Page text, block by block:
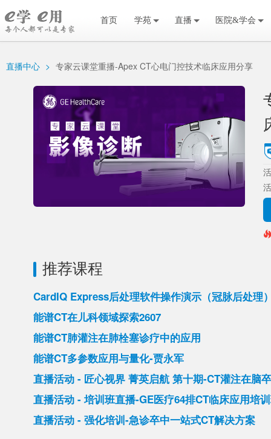
首页 学苑 直播 医院&学会
直播中心 > 专家云课堂重播-Apex CT心电门控技术临床应用分享
推荐课程
CardIQ Express后处理软件操作演示（冠脉后处理
能谱CT在儿科领域探索2607
能谱CT肺灌注在肺栓塞诊疗中的应用
能谱CT多参数应用与量化-贾永军
直播活动 - 匠心视界 菁英启航 第十期-CT灌注在脑
直播活动 - 培训班直播-GE医疗64排CT临床应用培
直播活动 - 强化培训-急诊卒中一站式CT解决方案